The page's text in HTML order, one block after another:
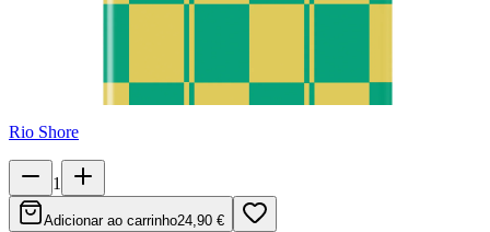
Rio Shore
1
Adicionar ao carrinho24,90 €